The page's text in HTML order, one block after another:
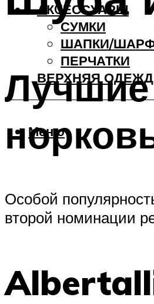
АКCЕССУАРЫ
СУМКИ
ШАПКИ/
ПЕРЧАТКИ
ВЕРХНЯЯ
Меню
Лучшие
Особой
второй номинации